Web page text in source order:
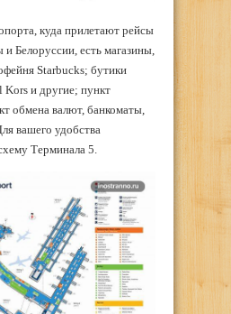
куда прилетают рейсы
Белоруссии, есть магазины,
Starbucks; бутики
и другие; пункт
обмена валют, банкоматы,
вашего удобства
Терминала 5.